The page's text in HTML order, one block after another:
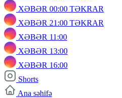
XƏBƏR 00:00 TƏKRAR
XƏBƏR 21:00 TƏKRAR
XƏBƏR 11:00
XƏBƏR 13:00
XƏBƏR 16:00
Shorts
Ana səhifə